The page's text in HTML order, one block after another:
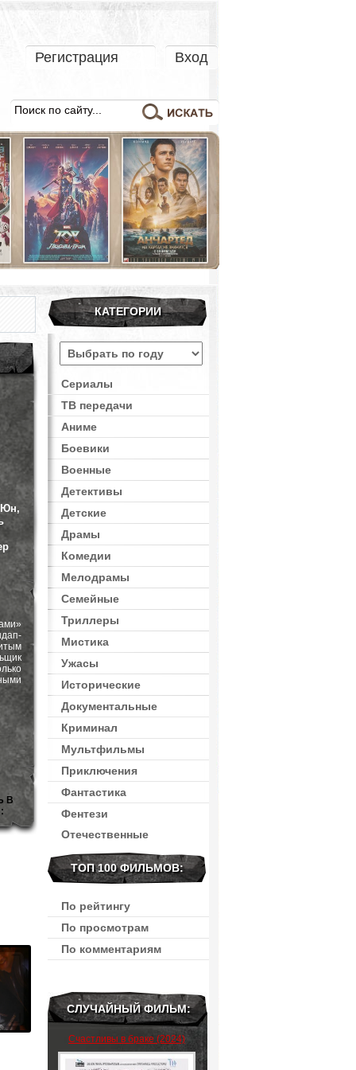
Регистрация Вход
Юн,
В
КАТЕГОРИИ
Сериалы
ТВ передачи
Аниме
Боевики
Военные
Детективы
Детские
Драмы
Комедии
Мелодрамы
Семейные
Триллеры
Мистика
Ужасы
Исторические
Документальные
Криминал
Мультфильмы
Приключения
Фантастика
Фентези
Отечественные
ТОП 100 ФИЛЬМОВ:
По рейтингу
По просмотрам
По комментариям
СЛУЧАЙНЫЙ ФИЛЬМ:
Счастливы в браке (2024)